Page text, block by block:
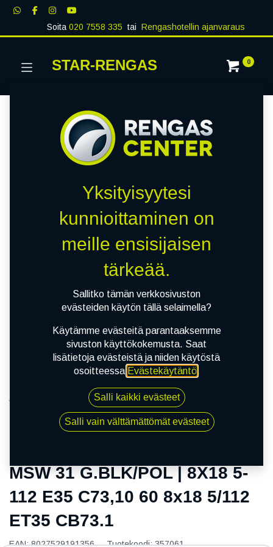
Soita020 7558 335 tai Rengashotellin ajanvaraus
STAR-RENGAS 0
MSW 31 G.BLK/POL | 8X18 5-112 E35 C73,10 60 8x18
5/112 ET35 CB73.1
MSW 31 G.BLK/POL | 8X18 5-
112 E35 C73,10 60 8x18 5/112
ET35 CB73.1
EAN:8027529191356 Tuotekoodi:357061
Yksityisyytesi
kunnioittaminen on
meille ensisijaisen
tärkeää.
Sallitko tämän verkkosivuston
evästeiden käytön tällä selaimella?
Käytämme evästeitä parantaaksemme
sivuston käyttökokemusta. Saat
lisätietoja evästeistä ja niiden käytöstä
osoitteessa Evästekäytäntö.
Salli kaikki evästeet
Salli vain välttämättömät evästeet